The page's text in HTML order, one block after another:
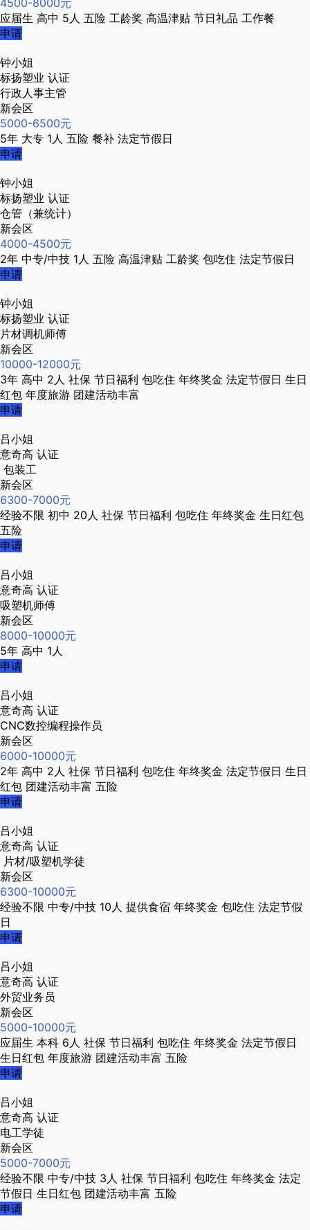
4500-8000元
应届生 高中 5人 五险 工龄奖 高温津贴 节日礼品 工作餐
申请
钟小姐
标扬塑业 认证
行政人事主管
新会区
5000-6500元
5年 大专 1人 五险 餐补 法定节假日
申请
钟小姐
标扬塑业 认证
仓管（兼统计）
新会区
4000-4500元
2年 中专/中技 1人 五险 高温津贴 工龄奖 包吃住 法定节假日
申请
钟小姐
标扬塑业 认证
片材调机师傅
新会区
10000-12000元
3年 高中 2人 社保 节日福利 包吃住 年终奖金 法定节假日 生日
红包 年度旅游 团建活动丰富
申请
吕小姐
意奇高 认证
包装工
新会区
6300-7000元
经验不限 初中 20人 社保 节日福利 包吃住 年终奖金 生日红包
五险
申请
吕小姐
意奇高 认证
吸塑机师傅
新会区
8000-10000元
5年 高中 1人
申请
吕小姐
意奇高 认证
CNC数控编程操作员
新会区
6000-10000元
2年 高中 2人 社保 节日福利 包吃住 年终奖金 法定节假日 生日
红包 团建活动丰富 五险
申请
吕小姐
意奇高 认证
片材/吸塑机学徒
新会区
6300-10000元
经验不限 中专/中技 10人 提供食宿 年终奖金 包吃住 法定节假
日
申请
吕小姐
意奇高 认证
外贸业务员
新会区
5000-10000元
应届生 本科 6人 社保 节日福利 包吃住 年终奖金 法定节假日
生日红包 年度旅游 团建活动丰富 五险
申请
吕小姐
意奇高 认证
电工学徒
新会区
5000-7000元
经验不限 中专/中技 3人 社保 节日福利 包吃住 年终奖金 法定
节假日 生日红包 团建活动丰富 五险
申请